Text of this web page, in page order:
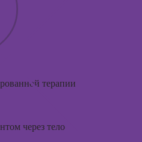
терапии
через тело